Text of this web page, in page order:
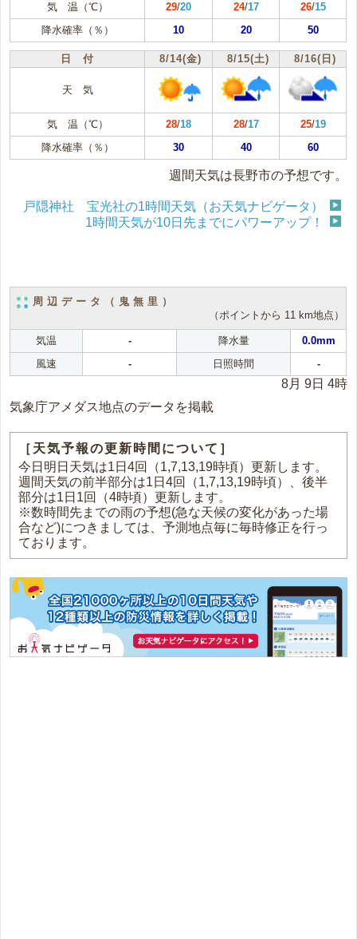
気 温（℃） 29/20 24/17 26/15
降水確率（％）
10 20 50
日 付 8/14(金) 8/15(土) 8/16(日)
天 気
気 温（℃） 28/18 28/17 25/19
降水確率（％）
30 40 60
週間天気は長野市の予想です。
戸隠神社 宝光社の1時間天気（お天気ナビゲータ）
1時間天気が10日先までにパワーアップ！
周辺データ（鬼無里）
（ポイントから 11 km地点）
気温 - 降水量
0.0mm
風速
- 日照時間 -
8月 9日 4時
気象庁アメダス地点のデータを掲載
［天気予報の更新時間について］
今日明日天気は1日4回（1,7,13,19時頃）更新します。
週間天気の前半部分は1日4回（1,7,13,19時頃）、後半
部分は1日1回（4時頃）更新します。
※数時間先までの雨の予想(急な天候の変化があった場
合など)につきましては、予測地点毎に毎時修正を行っ
ております。